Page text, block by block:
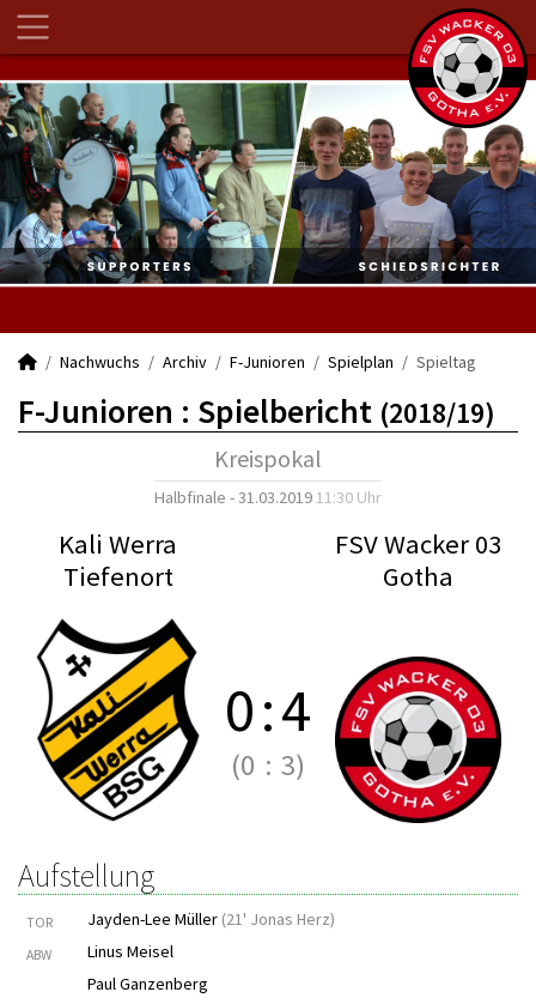
Nachwuchs Archiv F-Junioren Spielplan Spieltag
F-Junioren : Spielbericht (2018/19)
Kreispokal
Halbfinale - 31.03.2019 11:30 Uhr
Kali Werra
Tiefenort
FSV Wacker 03
Gotha
0:4
(0 : 3)
Aufstellung
TOR Jayden-Lee Müller (21' Jonas Herz)
ABW
Linus Meisel
Paul Ganzenberg